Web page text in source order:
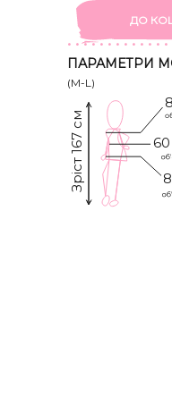
ДО
ПАРАМЕТРИ
(M-L)
Зріст 167 см